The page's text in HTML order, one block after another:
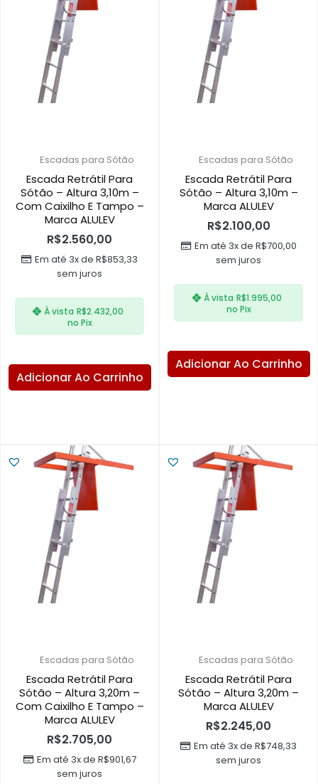
Escadas para Sótão
Escada Retrátil Para
Sótão – Altura 3,10m –
Com Caixilho E Tampo –
Marca ALULEV
R$2.560,00
Em até 3x de R$853,33
sem juros
À vista R$2.432,00
no Pix
Adicionar Ao Carrinho
Escadas para Sótão
Escada Retrátil Para
Sótão – Altura 3,10m –
Marca ALULEV
R$2.100,00
Em até 3x de R$700,00
sem juros
À vista R$1.995,00
no Pix
Adicionar Ao Carrinho
Escadas para Sótão
Escada Retrátil Para
Sótão – Altura 3,20m –
Com Caixilho E Tampo –
Marca ALULEV
R$2.705,00
Em até 3x de R$901,67
sem juros
Escadas para Sótão
Escada Retrátil Para
Sótão – Altura 3,20m –
Marca ALULEV
R$2.245,00
Em até 3x de R$748,33
sem juros